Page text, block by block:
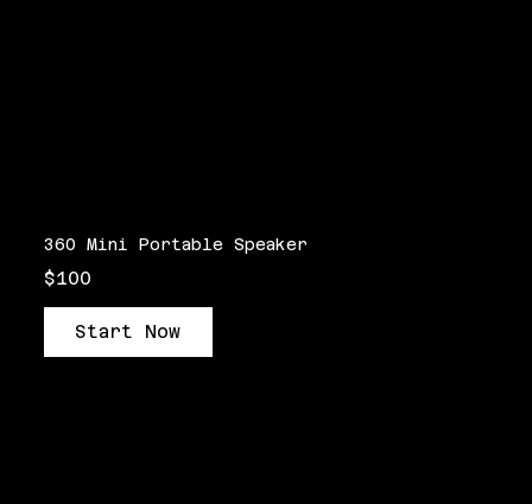
360 Mini Portable Speaker
$100
Start Now